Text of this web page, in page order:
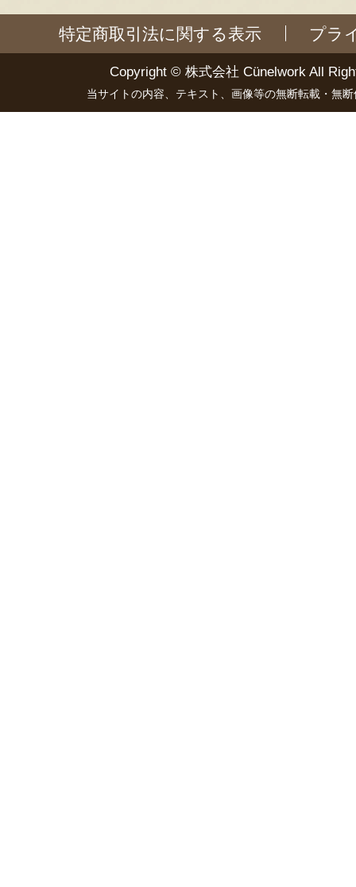
特定商取引法に関する表示 プラ
Copyright © 株式会社 Cünelwork All
当サイトの内容、テキスト、画像等の無断転載・無